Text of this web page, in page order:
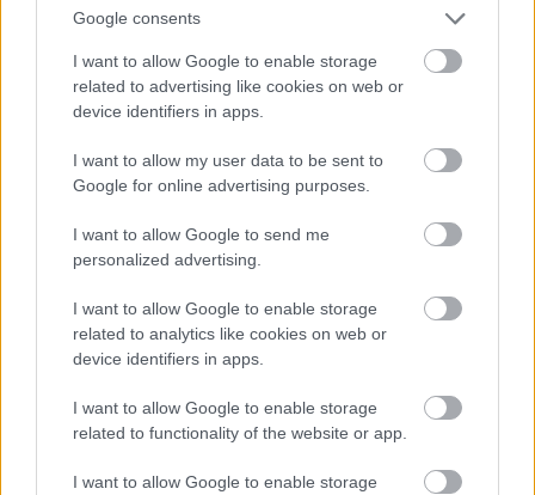
Google consents
I want to allow Google to enable storage
related to advertising like cookies on web or
device identifiers in apps.
I want to allow my user data to be sent to
Google for online advertising purposes.
I want to allow Google to send me
personalized advertising.
I want to allow Google to enable storage
related to analytics like cookies on web or
device identifiers in apps.
I want to allow Google to enable storage
related to functionality of the website or app.
I want to allow Google to enable storage
Χάρακας
Βάζεις πλώρη για Σούνιο, φτάνεις Λαύριο και
Κερατέα κι εκεί στα όρια θα βρεις τον οικισμό
Χάρακα . Μια μεγάλη παραλία σε περιμένει, με
την ψιλή της άμμο και τα φύκια της, ενώ σε ένα
σημείο της έχει και μερικές ξαπλώστρες.